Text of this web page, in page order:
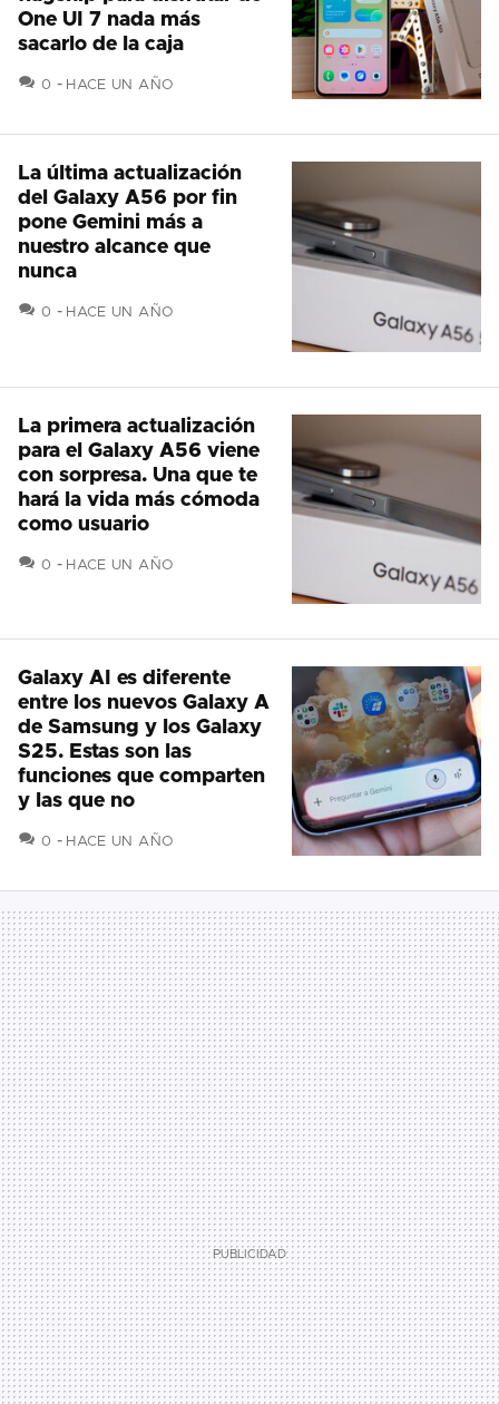
One UI 7 nada más
sacarlo de la caja
0 COMENTARIOS
HACE UN AÑO
La última actualización
del Galaxy A56 por fin
pone Gemini más a
nuestro alcance que
nunca
0 COMENTARIOS
HACE UN AÑO
La primera actualización
para el Galaxy A56 viene
con sorpresa. Una que te
hará la vida más cómoda
como usuario
0 COMENTARIOS
HACE UN AÑO
Galaxy AI es diferente
entre los nuevos Galaxy A
de Samsung y los Galaxy
S25. Estas son las
funciones que comparten
y las que no
0 COMENTARIOS
HACE UN AÑO